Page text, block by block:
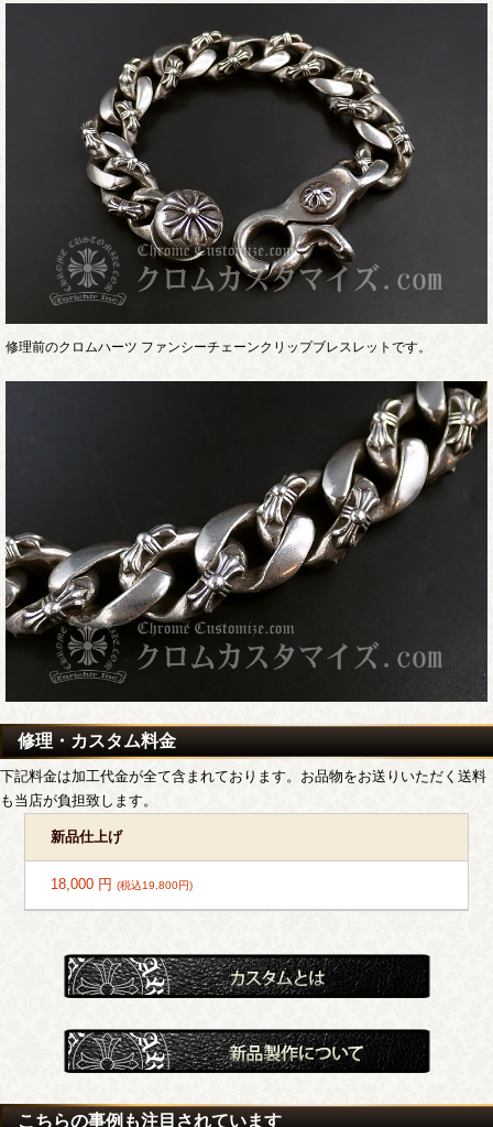
修理前のクロムハーツ ファンシーチェーンクリップブレスレットです。
修理・カスタム料金
下記料金は加工代金が全て含まれております。お品物をお送りいただく送料
も当店が負担致します。
新品仕上げ
18,000 円(税込19,800円)
こちらの事例も注目されています